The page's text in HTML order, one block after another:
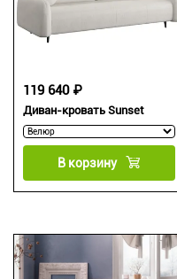
Диван-кровать Sunset
119 640 ₽
В корзину